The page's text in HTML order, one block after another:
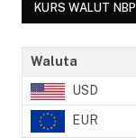
KURS WALUT NBP
Waluta
USD
EUR